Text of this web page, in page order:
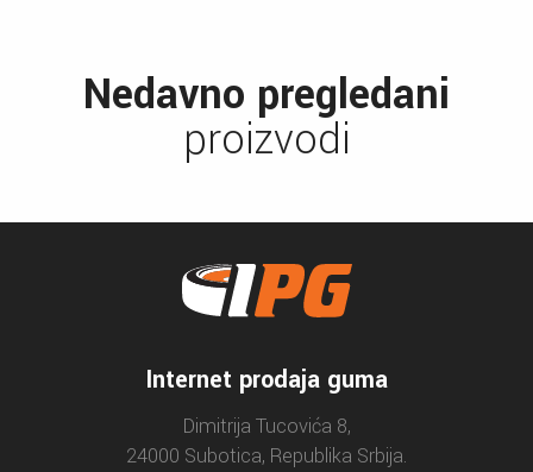
Nedavno pregledani
proizvodi
Internet prodaja guma
Dimitrija Tucovića 8,
24000 Subotica, Republika Srbija.